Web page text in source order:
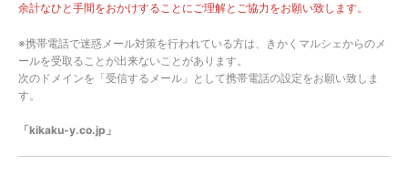
余計なひと手間をおかけすることにご理解とご協力をお願い致します。
※携帯電話で迷惑メール対策を行われている方は、きかくマルシェからのメ
ールを受取ることが出来ないことがあります。
次のドメインを「受信するメール」として携帯電話の設定をお願い致しま
す。
「kikaku-y.co.jp」